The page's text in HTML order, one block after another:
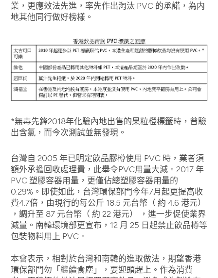
業，更應效法先進，率先作出淘汰 PVC 的承諾，為内
地其他同行做好榜樣。
*無毒先鋒2018年化驗內地出售的果粒橙標籤時，曾驗
出含氯，而今次測試並無發現。
台灣自 2005 年已明定飲品膠樽使用 PVC 時，業者須
額外承擔回收處理費，此舉令PVC用量大減。2017 年
PVC 塑膠容器用量，更僅佔總塑膠容器用量的
0.29%。即使如此，台灣環保部門今年7月起更提高收
費4.7倍，由現行的每公斤 18.5 元台幣（ 約 4.6 港元）
，調升至 87 元台幣（ 約 22 港元） ，進一步促使業界
減量。南韓環境部更宣布，12 月 25 日起禁止飲品樽等
包裝物料用上 PVC。
本會表示，相對於台灣和南韓的進取做法，期望香港
環保部門勿「繼續食塵」，要迎頭趕上。作為消費